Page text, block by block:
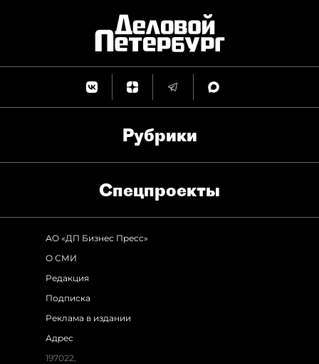
Рубрики
Спец­проекты
АО «ДП Бизнес Пресс»
О СМИ
Редакция
Подписка
Реклама в издании
Адрес
197022,